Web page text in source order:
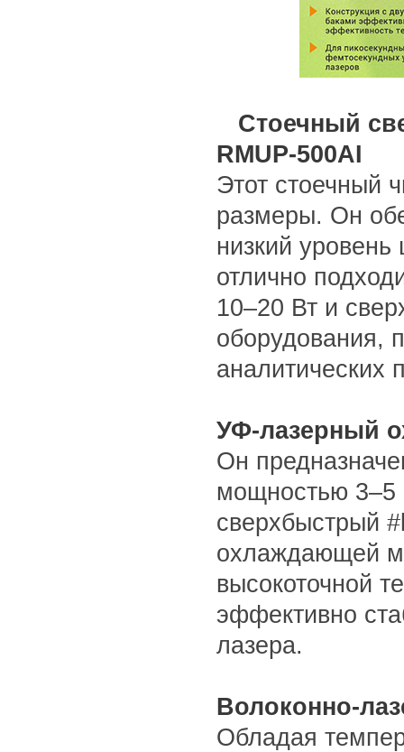
Стоечный
RMUP-500AI
Этот стоечный
размеры. Он
низкий
отлично
10–20 Вт и
оборудования,
аналитических
УФ-лазерный
Он
мощностью 3–5
сверхбыстрый
охлаждающей
высокоточной
эффективно
лазера.
Волоконно-
Обладая